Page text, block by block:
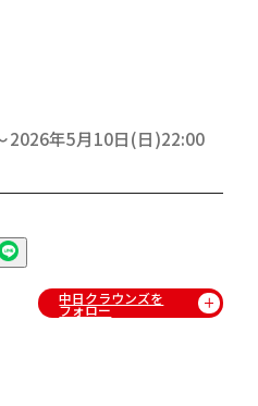
2026年5月10日(日)22:00
中日クラウンズを
フォロー